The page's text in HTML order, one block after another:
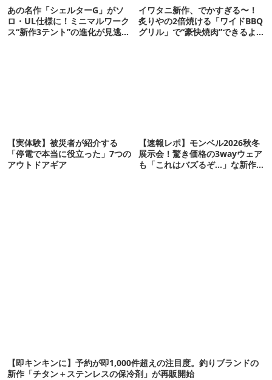
あの名作「シェルターG」がソ
ロ・UL仕様に！ミニマルワーク
ス“新作3テント”の進化が見逃せ
イワタニ新作、でかすぎる〜！
炙りやの2倍焼ける「ワイドBBQ
グリル」で“豪快焼肉”できるよ
【実体験】被災者が紹介する
「停電で本当に役立った」7つの
アウトドアギア
【速報レポ】モンベル2026秋冬
展示会！驚き価格の3wayウェア
も「これはバズるぞ…」な新作
【即キンキンに】予約が即1,000件超えの注目度。釣りブランドの
新作「チタン＋ステンレスの保冷剤」が再販開始